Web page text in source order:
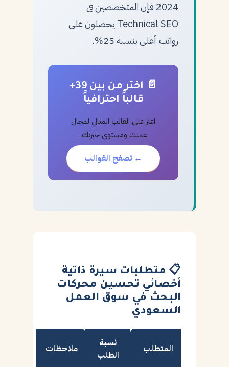
2024 فإن المتخصصين في
Technical SEO يحصلون على
رواتب أعلى بنسبة 25%.
📄 اختر من بين 39+
قالباً احترافياً
اعثر على القالب المثالي لمجال
عملك ومستوى خبرتك.
← تصفح القوالب
📋 متطلبات سيرة ذاتية
أخصائي تحسين محركات
البحث في سوق العمل
السعودي
المتطلب
نسبة
الطلب
ملاحظات